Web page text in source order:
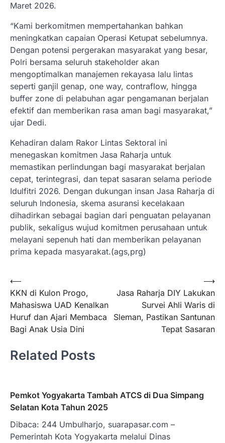
Maret 2026.
“Kami berkomitmen mempertahankan bahkan
meningkatkan capaian Operasi Ketupat sebelumnya.
Dengan potensi pergerakan masyarakat yang besar,
Polri bersama seluruh stakeholder akan
mengoptimalkan manajemen rekayasa lalu lintas
seperti ganjil genap, one way, contraflow, hingga
buffer zone di pelabuhan agar pengamanan berjalan
efektif dan memberikan rasa aman bagi masyarakat,”
ujar Dedi.
Kehadiran dalam Rakor Lintas Sektoral ini
menegaskan komitmen Jasa Raharja untuk
memastikan perlindungan bagi masyarakat berjalan
cepat, terintegrasi, dan tepat sasaran selama periode
Idulfitri 2026. Dengan dukungan insan Jasa Raharja di
seluruh Indonesia, skema asuransi kecelakaan
dihadirkan sebagai bagian dari penguatan pelayanan
publik, sekaligus wujud komitmen perusahaan untuk
melayani sepenuh hati dan memberikan pelayanan
prima kepada masyarakat.(ags,prg)
Navigasi
pos
⟵
KKN di Kulon Progo,
Mahasiswa UAD Kenalkan
Huruf dan Ajari Membaca
Bagi Anak Usia Dini
Jasa Raharja DIY Lakukan
Survei Ahli Waris di
Sleman, Pastikan Santunan
Tepat Sasaran
⟶
Related Posts
Pemkot Yogyakarta Tambah ATCS di Dua Simpang
Selatan Kota Tahun 2025
Dibaca: 244 Umbulharjo, suarapasar.com –
Pemerintah Kota Yogyakarta melalui Dinas